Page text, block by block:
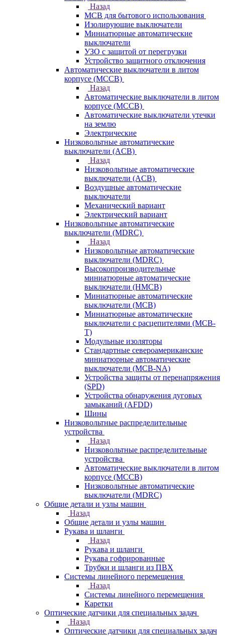
Назад
MCB для бытового использования
Изолирующие выключатели
Миниатюрные автоматические
выключатели
УЗО с защитой от перегрузки
Устройство защитного отключения
Автоматические выключатели в литом
корпусе (MCCB)
Назад
Автоматические выключатели в литом
корпусе (MCCB)
Автоматические выключатели утечки
на землю
Электрические
Низковольтные автоматические
выключатели (ACB)
Назад
Низковольтные автоматические
выключатели (ACB)
Воздушные автоматические
выключатели
Механический вариант
Электрический вариант
Низковольтные автоматические
выключатели (MDRC)
Назад
Низковольтные автоматические
выключатели (MDRC)
Высокопроизводительные
миниатюрные автоматические
выключатели (HMCB)
Миниатюрные автоматические
выключатели (MCB)
Миниатюрные автоматические
выключатели с расцепителями (MCB-
T)
Модульные изоляторы
Стандартные североамериканские
миниатюрные автоматические
выключатели (MCB-NA)
Устройства защиты от перенапряжения
(SPD)
Устройства обнаружения дуговых
замыканий (AFDD)
Шины
Низковольтные распределительные
устройства
Назад
Низковольтные распределительные
устройства
Автоматические выключатели в литом
корпусе (MCCB)
Низковольтные автоматические
выключатели (MDRC)
Общие детали и узлы машин
Назад
Общие детали и узлы машин
Рукава и шланги
Назад
Рукава и шланги
Рукава гофрированные
Трубки и шланги из ПВХ
Системы линейного перемещения
Назад
Системы линейного перемещения
Каретки
Оптические датчики для специальных задач
Назад
Оптические датчики для специальных задач